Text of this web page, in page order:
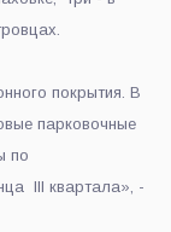
покрытия. В
парковочные
по
III квартала», -